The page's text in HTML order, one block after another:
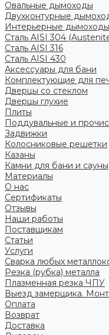
Овальные дымоходы
Двухконтурные
Интерьерные
Сталь AISI 304
Сталь AISI 316
Сталь AISI 430
Аксессуары для бани
Комплектующие для
Дверцы со стеклом
Дверцы глухие
Плиты
Поддувальные и
Задвижки
Колосниковые решетки
Казаны
Камни для бани и сауны
Материалы
О нас
Сертификаты
Отзывы
Наши работы
Поставщикам
Статьи
Услуги
Сварка любых
Резка (рубка) металла
Плазменная резка ЧПУ
Выезд замерщика.
Оплата
Возврат
Доставка